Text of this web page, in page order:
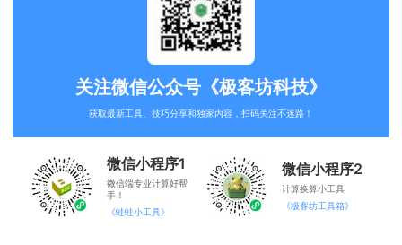
关注微信公众号《极客坊科技》
获取最新工具、技巧分享和独家内容，扫码关注不迷路！
微信小程序1
微信端专业计算好帮
手！
《蛙蛙小工具》
微信小程序2
计算换算小工具
《极客坊工具箱》